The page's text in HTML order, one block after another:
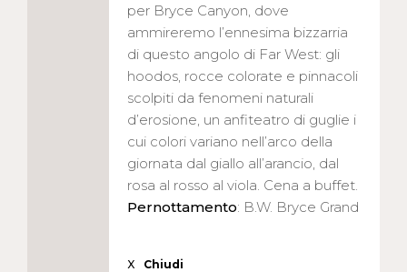
per Bryce Canyon, dove
ammireremo l’ennesima bizzarria
di questo angolo di Far West: gli
hoodos, rocce colorate e pinnacoli
scolpiti da fenomeni naturali
d’erosione, un anfiteatro di guglie i
cui colori variano nell’arco della
giornata dal giallo all’arancio, dal
rosa al rosso al viola. Cena a buffet.
Pernottamento: B.W. Bryce Grand
X Chiudi